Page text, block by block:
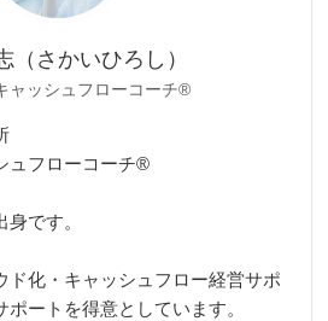
（さかいひろし）
ャッシュフローコーチ®
ュフローコーチ®
です。
ド化・キャッシュフロー経営サポ
ートを得意としています。